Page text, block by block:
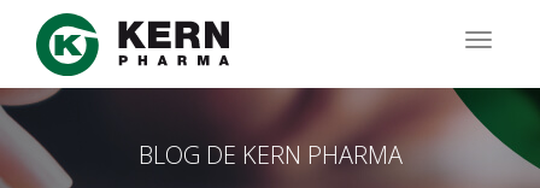
Pasar
contenido
principal
BLOG DE KERN PHARMA